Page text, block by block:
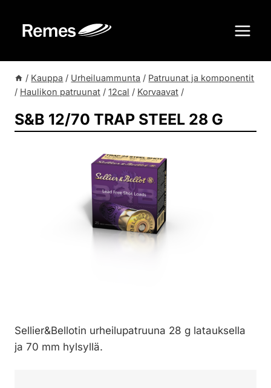
sisältöön
/ Kauppa / Urheiluammunta / Patruunat ja komponentit
/ Haulikon patruunat / 12cal / Korvaavat /
S&B 12/70 TRAP STEEL 28 G
Sellier&Bellotin urheilupatruuna 28 g latauksella
ja 70 mm hylsyllä.